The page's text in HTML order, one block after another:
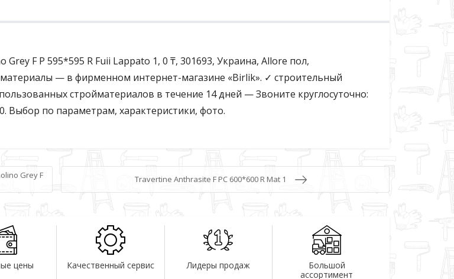
F P 595*595 R Fuii Lappato 1, 0 ₸, 301693, Украина, Allore пол,
— в фирменном интернет-магазине «Birlik». ✓ строительный
стройматериалов в течение 14 дней — Звоните круглосуточно:
Выбор по параметрам, характеристики, фото.
Grey F
Travertine Anthrasite F PC 600*600 R Mat 1
цены Качественный сервис Лидеры продаж
Большой
ассортимент